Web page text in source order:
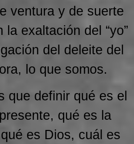
ventura y de suerte
la exaltación del “yo”
del deleite del
lo que somos.
que definir qué es el
qué es la
es Dios, cuál es